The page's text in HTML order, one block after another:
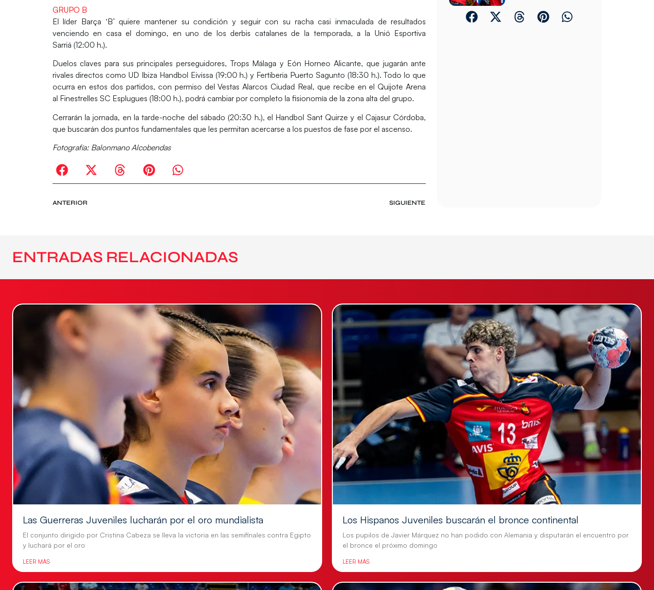
GRUPO B
El líder Barça ‘B’quiere mantener su condición y seguir con su racha casi inmaculada de resultados
venciendo en casa el domingo, en uno de los derbis catalanes de la temporada, a la Unió Esportiva
Sarriá (12:00 h.).
Duelos claves para sus principales perseguidores, Trops Málaga y Eón Horneo Alicante, que jugarán ante
rivales directos comoUD Ibiza Handbol Eivissa (19:00 h.) y Fertiberia Puerto Sagunto (18:30 h.). Todo lo que
ocurra en estos dos partidos, con permiso delVestas Alarcos Ciudad Real, que recibe en el Quijote Arena
al Finestrelles SC Esplugues (18:00 h.), podrá cambiar por completo la fisionomía de la zona alta del grupo.
Cerrarán la jornada, en la tarde-noche del sábado (20:30 h.), el Handbol Sant Quirzey el Cajasur Córdoba,
que buscarán dos puntos fundamentales que les permitan acercarse a los puestos de fase por el ascenso.
Fotografía: Balonmano Alcobendas
ANTERIOR SIGUIENTE
ENTRADAS RELACIONADAS
Las Guerreras Juveniles lucharán por el oro mundialista
El conjunto dirigido por Cristina Cabeza se lleva la victoria en las semifinales contra Egipto
y luchará por el oro
LEER MÁS
Los Hispanos Juveniles buscarán el bronce continental
Los pupilos de Javier Márquez no han podido con Alemania y disputarán el encuentro por
el bronce el próximo domingo
LEER MÁS